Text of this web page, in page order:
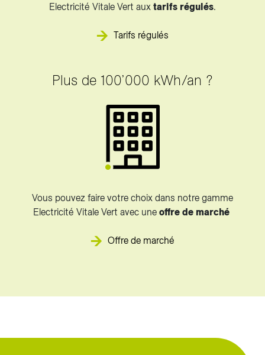
Electricité Vitale Vert aux tarifs régulés.
Tarifs régulés
Plus de 100’000 kWh/an ?
Vous pouvez faire votre choix dans notre gamme
Electricité Vitale Vert avec une offre de marché
Offre de marché